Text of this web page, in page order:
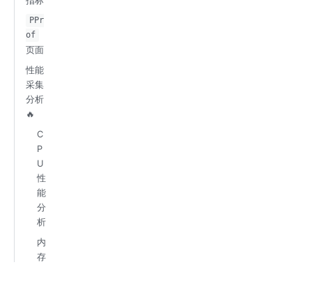
PPr
of
页面
性能
采集
分析
🔥
C
P
U
性
能
分
析
内
存